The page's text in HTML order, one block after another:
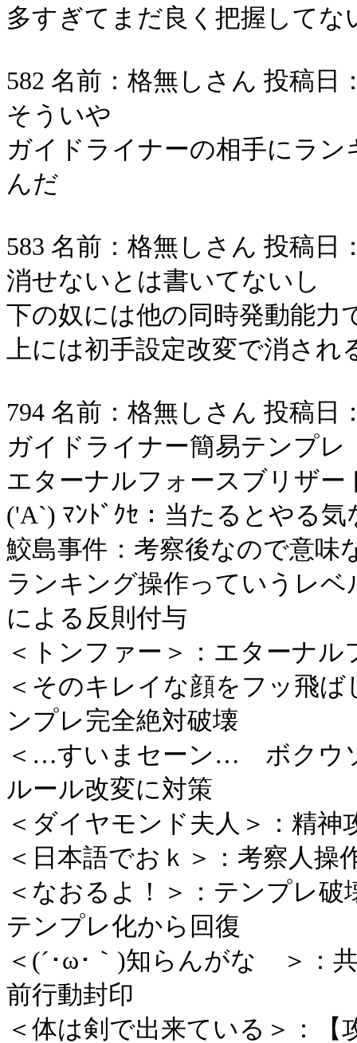
多すぎてまだ良く把握してな
582 名前：格無しさん 投稿日
そういや
ガイドライナーの相手にラ
んだ
583 名前：格無しさん 投稿日
消せないとは書いてないし
下の奴には他の同時発動能力
上には初手設定改変で消され
794 名前：格無しさん 投稿日
ガイドライナー簡易テンプレ
エターナルフォースブリザー
('A`) ﾏﾝﾄﾞｸｾ：当たるとやる
鮫島事件：考察後なので意味
ランキング操作っていうレ
による反則付与
＜トンファー＞：エターナ
＜そのキレイな顔をフッ飛
ンプレ完全絶対破壊
＜…すいまセーン… ボクウ
ルール改変に対策
＜ダイヤモンド夫人＞：精
＜日本語でおｋ＞：考察人操
＜なおるよ！＞：テンプレ
テンプレ化から回復
＜(´･ω･｀)知らんがな ＞：
前行動封印
＜体は剣で出来ている＞：